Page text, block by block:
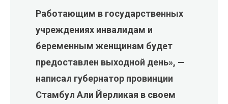
Работающим в государственных
учреждениях инвалидам и
беременным женщинам будет
предоставлен выходной день», —
написал губернатор провинции
Стамбул Али Йерликая в своем